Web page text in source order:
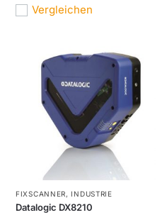
Vergleichen
FIXSCANNER,INDUSTRIE
Datalogic DX8210